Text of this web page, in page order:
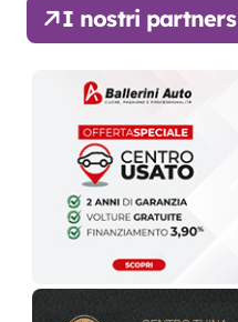
I nostri partners